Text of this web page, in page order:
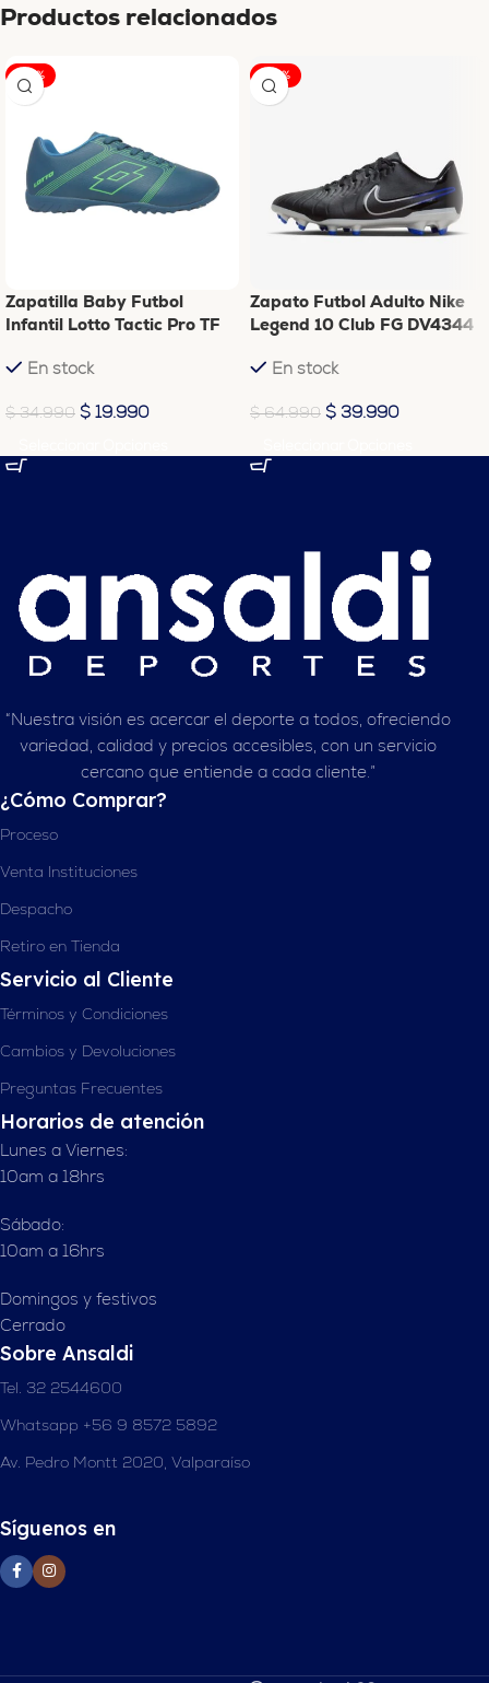
Productos relacionados
-43%
Zapatilla Baby Futbol
Infantil Lotto Tactic Pro TF
En stock
$34.990 $ 19.990
-38%
Zapato Futbol Adulto Nike
Legend 10 Club FG DV4344
En stock
$64.990 $ 39.990
“Nuestra visión es acercar el deporte a todos, ofreciendo
variedad, calidad y precios accesibles, con un servicio
cercano que entiende a cada cliente.”
¿Cómo Comprar?
Proceso
Venta Instituciones
Despacho
Retiro en Tienda
Servicio al Cliente
Términos y Condiciones
Cambios y Devoluciones
Preguntas Frecuentes
Horarios de atención
Lunes a Viernes:
10am a 18hrs
Sábado:
10am a 16hrs
Domingos y festivos
Cerrado
Sobre Ansaldi
Tel. 32 2544600
Whatsapp +56 9 8572 5892
Av. Pedro Montt 2020, Valparaíso
Síguenos en